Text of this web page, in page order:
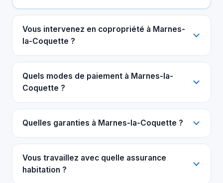
Vous intervenez en copropriété à Marnes-
la-Coquette ?
Quels modes de paiement à Marnes-la-
Coquette ?
Quelles garanties à Marnes-la-Coquette ?
Vous travaillez avec quelle assurance
habitation ?